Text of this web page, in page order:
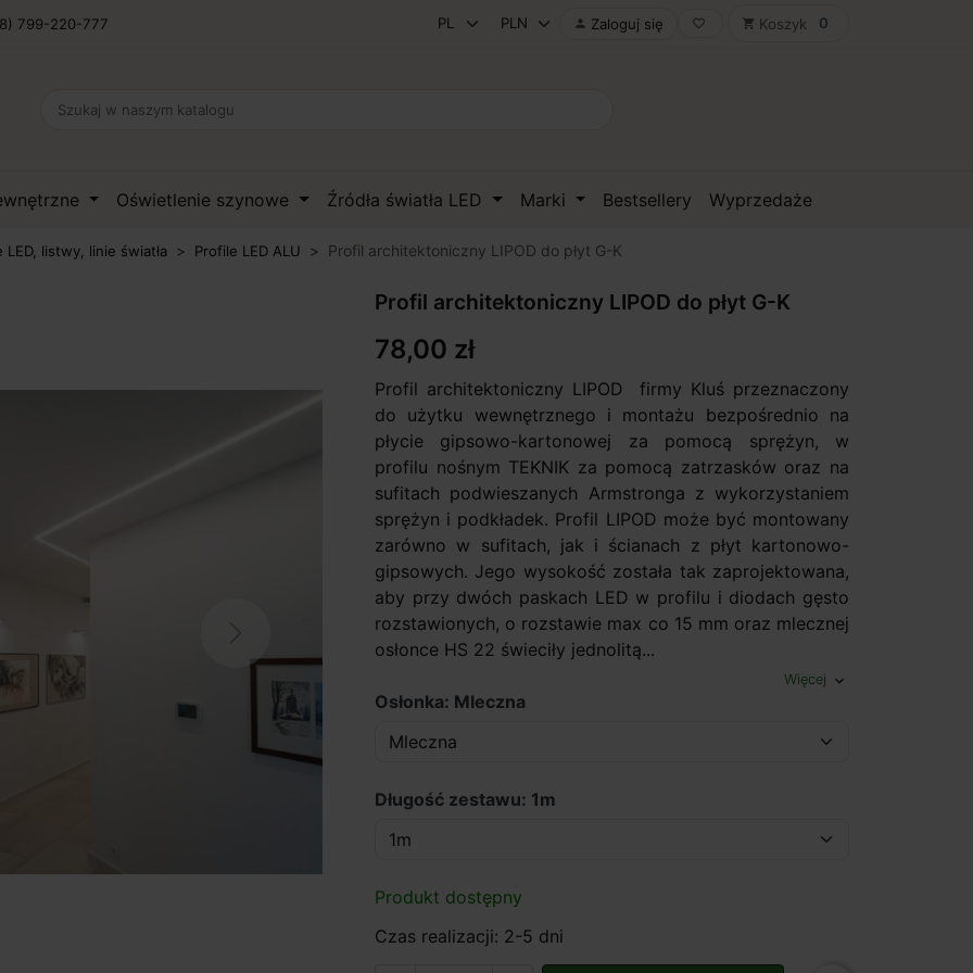
799-220-777  Zaloguj się favorite_border shopping_cart Koszyk 0
Oświetlenie szynowe Źródła światła LED Marki Bestsellery Wyprzedaże
LED, listwy, linie światła Profile LED ALU Profil architektoniczny LIPOD do płyt G-K
Profil architektoniczny LIPOD do płyt G-K
78,00 zł
Profil architektoniczny LIPOD firmy Kluś przeznaczony
do użytku wewnętrznego i montażu bezpośrednio na
płycie gipsowo-kartonowej za pomocą sprężyn, w
profilu nośnym TEKNIK za pomocą zatrzasków oraz na
sufitach podwieszanych Armstronga z wykorzystaniem
sprężyn i podkładek. Profil LIPOD może być montowany
zarówno w sufitach, jak i ścianach z płyt kartonowo-
gipsowych. Jego wysokość została tak zaprojektowana,
aby przy dwóch paskach LED w profilu i diodach gęsto
rozstawionych, o rozstawie max co 15 mm oraz mlecznej
osłonce HS 22 świeciły jednolitą...
Więcej expand_more
Osłonka: Mleczna
Długość zestawu: 1m
Produkt dostępny
Czas realizacji: 2-5 dni